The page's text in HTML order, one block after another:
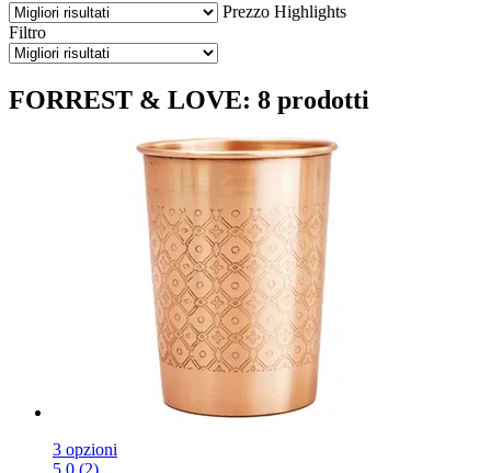
Prezzo Highlights
Filtro
FORREST & LOVE: 8 prodotti
3 opzioni
5.0 (2)